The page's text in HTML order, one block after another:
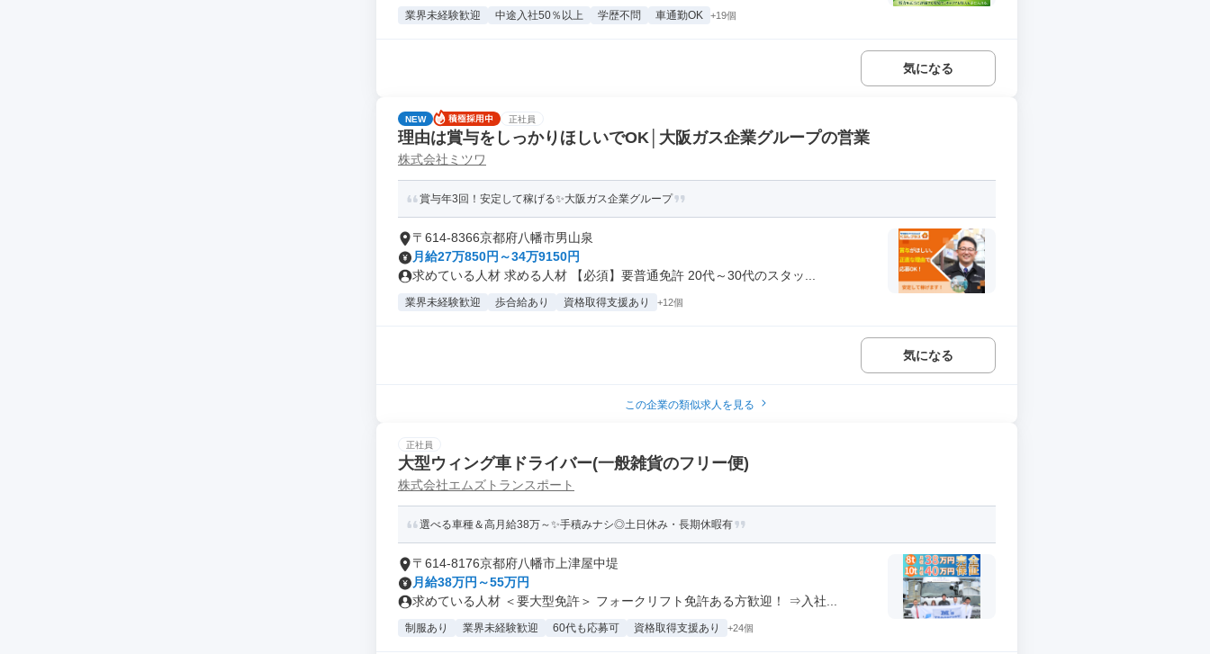
業界未経験歓迎 中途入社50％以上 学歴不問 車通勤OK +19個
気になる
NEW 正社員
理由は賞与をしっかりほしいでOK│大阪ガス企業グループの営業
株式会社ミツワ
賞与年3回！安定して稼げる✨大阪ガス企業グループ
〒614-8366京都府八幡市男山泉
月給27万850円～34万9150円
求めている人材 求める人材 【必須】要普通免許 20代～30代のスタッ...
業界未経験歓迎 歩合給あり 資格取得支援あり +12個
気になる
この企業の類似求人を見る
正社員
大型ウィング車ドライバー(一般雑貨のフリー便)
株式会社エムズトランスポート
選べる車種＆高月給38万～✨手積みナシ◎土日休み・長期休暇有
〒614-8176京都府八幡市上津屋中堤
月給38万円～55万円
求めている人材 ＜要大型免許＞ フォークリフト免許ある方歓迎！ ⇒入社...
制服あり 業界未経験歓迎 60代も応募可 資格取得支援あり +24個